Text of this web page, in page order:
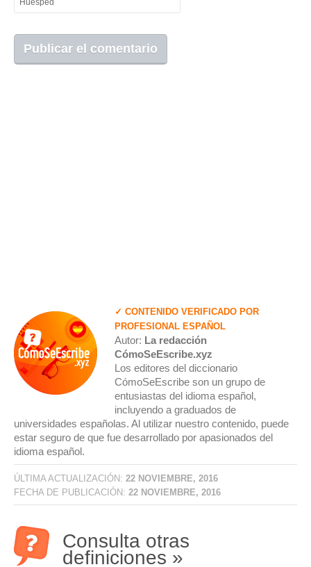
✓ CONTENIDO VERIFICADO POR
PROFESIONAL ESPAÑOL
Autor: La redacción
CómoSeEscribe.xyz
Los editores del diccionario
CómoSeEscribe son un grupo de
entusiastas del idioma español,
incluyendo a graduados de
universidades españolas. Al utilizar nuestro contenido, puede
estar seguro de que fue desarrollado por apasionados del
idioma español.
ÚLTIMA ACTUALIZACIÓN: 22 NOVIEMBRE, 2016
FECHA DE PUBLICACIÓN: 22 NOVIEMBRE, 2016
Consulta otras
definiciones »